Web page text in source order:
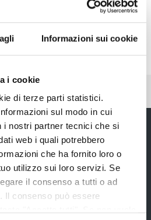
Informazioni sui cookie
i cookie
di terze parti statistici.
sul modo in cui
i nostri partner tecnici che si
web i quali potrebbero
che ha fornito loro o
utilizzo sui loro servizi. Se
il consenso a tutti o ad
Il consenso può essere
di Reggio Emilia